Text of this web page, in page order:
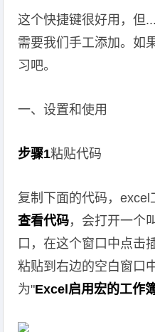
这个快捷键很好用，但
需要我们手工添加。如
习吧。
一、设置和使用
步骤1粘贴代码
复制下面的代码，
查看代码，会打开一个
口，在这个窗口中点击
粘贴到右边的空白窗口
为"Excel启用宏的工作